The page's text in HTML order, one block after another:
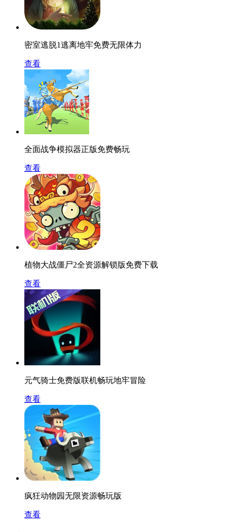
密室逃脱1逃离地牢免费无限体力
查看
全面战争模拟器正版免费畅玩
查看
植物大战僵尸2全资源解锁版免费下载
查看
元气骑士免费版联机畅玩地牢冒险
查看
疯狂动物园无限资源畅玩版
查看